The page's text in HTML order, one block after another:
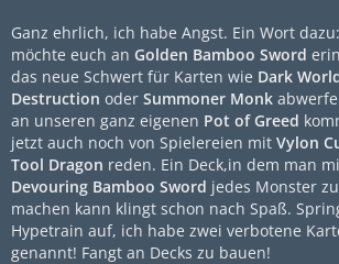
Ganz ehrlich, ich habe Angst. Ein Wort
möchte euch an Golden Bamboo Sword
das neue Schwert für Karten wie Dark
Destruction oder Summoner Monk
an unseren ganz eigenen Pot of Greed
jetzt auch noch von Spielereien mit Vylon
Tool Dragon reden. Ein Deck,in dem man
Devouring Bamboo Sword jedes Monster zu
machen kann klingt schon nach Spaß.
Hypetrain auf, ich habe zwei verbotene
genannt! Fangt an Decks zu bauen!